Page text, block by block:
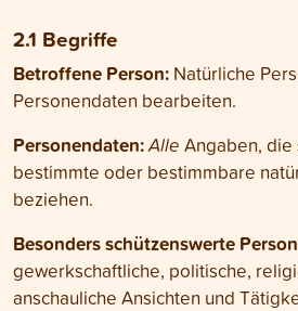
2.1 Begriffe
Betroffene Person: Natürliche
Personen­daten bearbeiten.
Personen­daten:Alle Angaben, die
bestimmte oder bestimmbare
beziehen.
Besonders schützenswerte
gewerk­schaftliche, politische,
anschauliche Ansichten und